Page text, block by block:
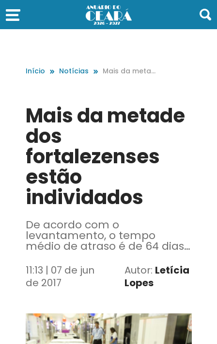
Início Notícias
Mais da metad
Mais da metade
dos
fortalezenses
estão
individados
De acordo com o
levantamento, o tempo
médio de atraso é de 64 dias
a inadimplência é a diferença
entre a renda e os gastos
correntes
11:13 | 07 de jun
de 2017
Autor: Letícia
Lopes